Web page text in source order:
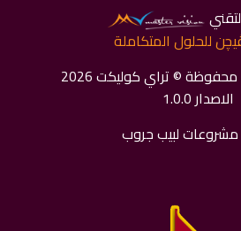
للحلول المتكاملة
© تراي كوليكت 2026
الاصدار 1.0.0
لبيب جروب